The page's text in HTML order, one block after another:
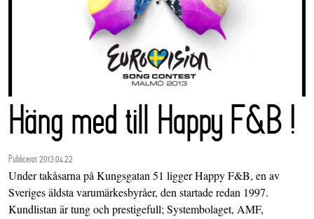
Häng med till Happy F&B !
Publicerat 2013.04.22
Under takåsarna på Kungsgatan 51 ligger Happy F&B, en av
Sveriges äldsta varumärkesbyråer, den startade redan 1997.
Kundlistan är tung och prestigefull; Systembolaget, AMF,